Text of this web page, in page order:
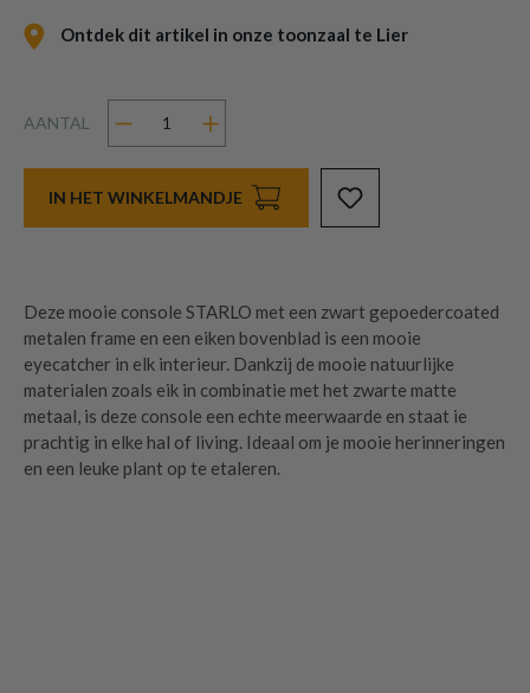
Ontdek dit artikel in onze toonzaal te Lier
AANTAL
IN HET WINKELMANDJE
Deze mooie console STARLO met een zwart gepoedercoated
metalen frame en een eiken bovenblad is een mooie
eyecatcher in elk interieur. Dankzij de mooie natuurlijke
materialen zoals eik in combinatie met het zwarte matte
metaal, is deze console een echte meerwaarde en staat ie
prachtig in elke hal of living. Ideaal om je mooie herinneringen
en een leuke plant op te etaleren.